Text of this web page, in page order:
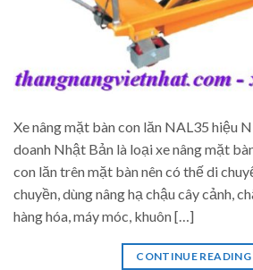
Xe nâng mặt bàn con lăn NAL35 hiệu
doanh Nhật Bản là loại xe nâng mặt
con lăn trên mặt bàn nên có thế di
chuyền, dùng nâng hạ chậu cây cảnh,
hàng hóa, máy móc, khuôn […]
CONTINUE READING